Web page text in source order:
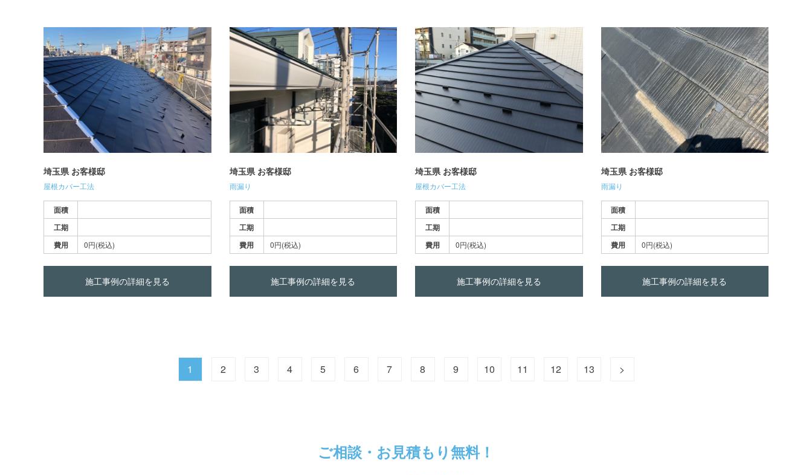
埼玉県 お客様邸
屋根カバー工法
面積
工期
費用
0円(税込)
施工事例の詳細を見る
埼玉県 お客様邸
雨漏り
面積
工期
費用
0円(税込)
施工事例の詳細を見る
埼玉県 お客様邸
屋根カバー工法
面積
工期
費用
0円(税込)
施工事例の詳細を見る
埼玉県 お客様邸
雨漏り
面積
工期
費用
0円(税込)
施工事例の詳細を見る
1 2 3 4 5 6 7 8 9 10 11 12 13 >
ご相談・お見積もり無料！